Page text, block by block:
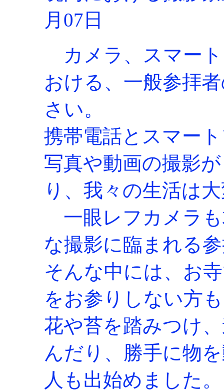
月07日
カメラ、スマー
おける、一般参拝
さい。
携帯電話とスマー
写真や動画の撮影
り、我々の生活は
一眼レフカメラ
な撮影に臨まれる
そんな中には、お
をお参りしない方
花や苔を踏みつけ
んだり、勝手に物
人も出始めました。